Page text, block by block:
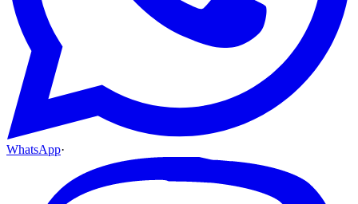
WhatsApp·